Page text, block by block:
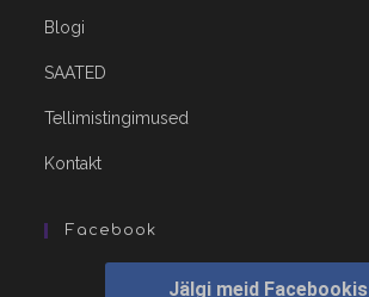
Blogi
SAATED
Tellimistingimused
Kontakt
Facebook
Jälgi meid Facebookis